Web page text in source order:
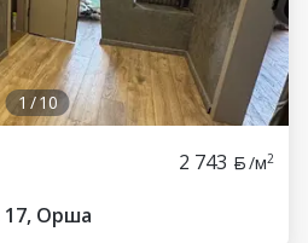
1 /10
2 743 /м2
17, Орша